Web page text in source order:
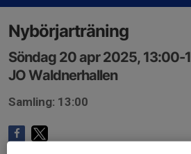
Nybörjarträning
Söndag 20 apr 2025, 13:00-
JO Waldnerhallen
Samling: 13:00